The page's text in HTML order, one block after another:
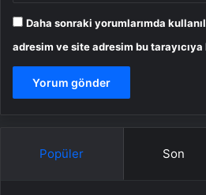
Daha sonraki yorumlarımda
adresim ve site adresim bu
Popüler Son